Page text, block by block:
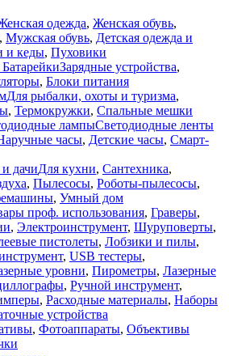
одежда, Женская обувь,
, Мужская обувь, Детская одежда и
и кеды, Пуховики
Зарядные устройства,
, Блоки питания
Для рыбалки, охоты и туризма,
, Термокружки, Спальные мешки
лампыСветодиодные ленты
часы, Детские часы, Смарт-
дачиДля кухни, Сантехника,
, Пылесосы, Роботы-пылесосы,
, Умный дом
проф. использования, Граверы,
, Электроинструмент, Шуруповерты,
пистолеты, Лобзики и пилы,
, USB тестеры,
уровни, Пирометры, Лазерные
, Ручной инструмент,
, Расходные материалы, Наборы
устройства
, Фотоаппараты, Объективы